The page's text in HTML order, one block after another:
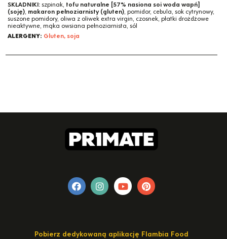
SKŁADNIKI: szpinak, tofu naturalne [57% nasiona soi woda wapń]
(soję), makaron pełnoziarnisty (gluten), pomidor, cebula, sok cytrynowy,
suszone pomidory, oliwa z oliwek extra virgin, czosnek, płatki drożdżowe
nieaktywne, mąka owsiana pełnoziarnista, sól
ALERGENY: Gluten, soja
Pobierz dedykowaną aplikację Flambia Food